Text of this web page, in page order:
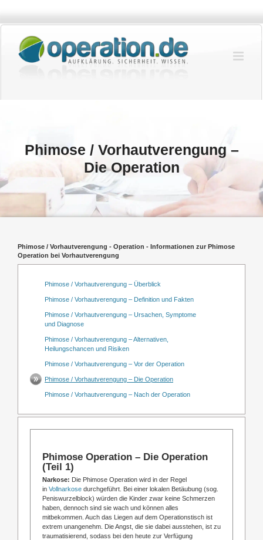
springen
Phimose / Vorhautverengung –
Die Operation
Phimose / Vorhautverengung - Operation - Informationen zur Phimose
Operation bei Vorhautverengung
Phimose / Vorhautverengung – Überblick
Phimose / Vorhautverengung – Definition und Fakten
Phimose / Vorhautverengung – Ursachen, Symptome
und Diagnose
Phimose / Vorhautverengung – Alternativen,
Heilungschancen und Risiken
Phimose / Vorhautverengung – Vor der Operation
Phimose / Vorhautverengung – Die Operation
Phimose / Vorhautverengung – Nach der Operation
Phimose Operation – Die Operation
(Teil 1)
Narkose: Die Phimose Operation wird in der Regel
in Vollnarkosedurchgeführt. Bei einer lokalen Betäubung (sog.
Peniswurzelblock) würden die Kinder zwar keine Schmerzen
haben, dennoch sind sie wach und können alles
mitbekommen. Auch das Liegen auf dem Operationstisch ist
extrem unangenehm. Die Angst, die sie dabei ausstehen, ist zu
traumatisierend, sodass bei den heute zur Verfügung